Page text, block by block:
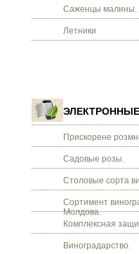
Саженцы малины.
Летники
Прискорене
Садовые розы.
Столовые сорта
Сортимент
Молдова.
Комплексная
Виноградарство.